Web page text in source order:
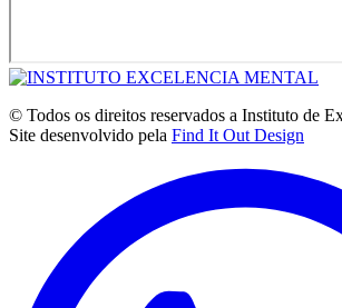
© Todos os direitos reservados a Instituto de
Site desenvolvido pela Find It Out Design